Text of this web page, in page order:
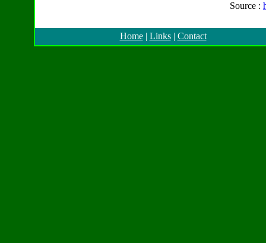
Source :
Home| Links| Contact